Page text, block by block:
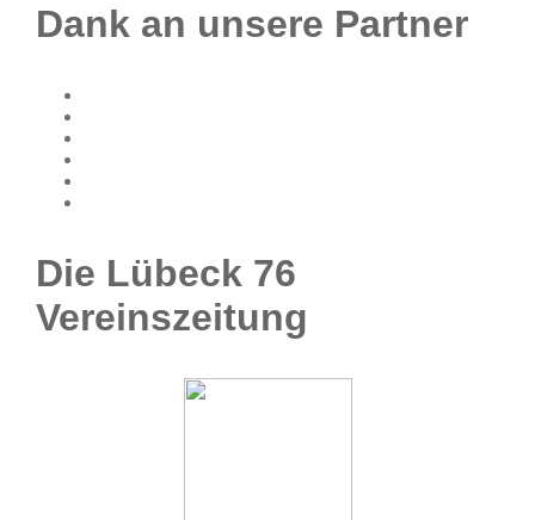
Dank an unsere Partner
Die Lübeck 76
Vereinszeitung